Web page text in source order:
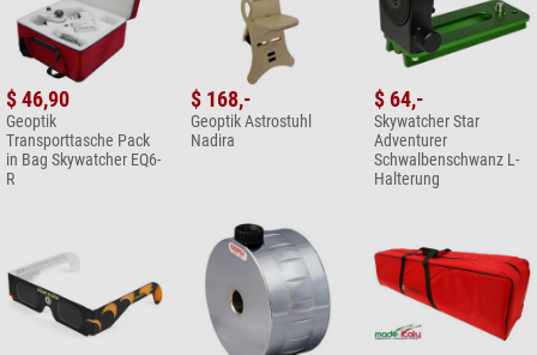
$ 46,90
Geoptik
Transporttasche Pack
in Bag Skywatcher EQ6-
R
$ 168,-
Geoptik Astrostuhl
Nadira
$ 64,-
Skywatcher Star
Adventurer
Schwalbenschwanz L-
Halterung